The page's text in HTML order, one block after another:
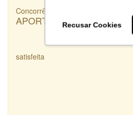
Recusar Cookies
Concorrência
APORTIELLE
satisfeita